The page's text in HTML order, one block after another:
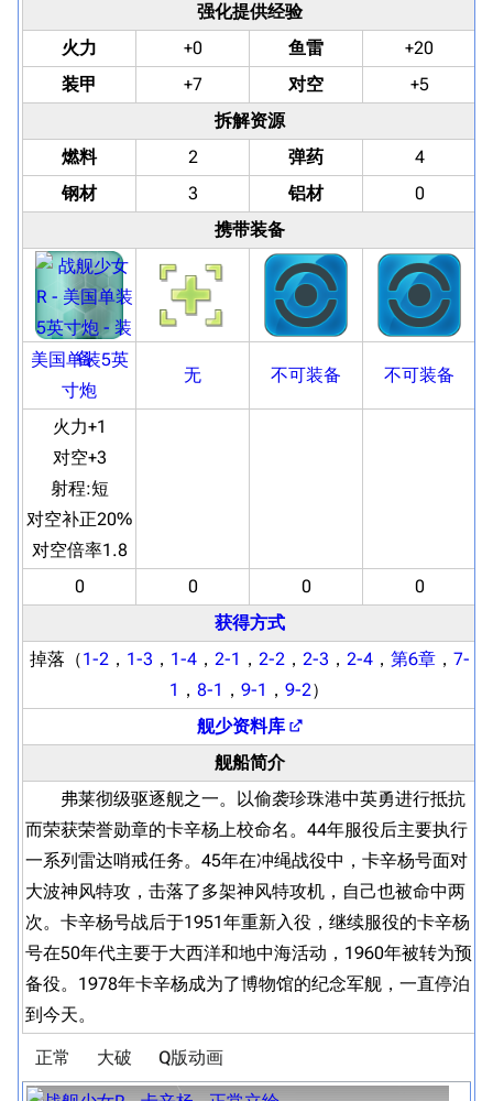
强化提供经验
火力
+0 鱼雷
+20
装甲
+7 对空
+5
拆解资源
燃料
2 弹药
4
钢材
3 铝材
0
携带装备
美国单装5英
寸炮
无 不可装备 不可装备
火力+1
对空+3
射程:短
对空补正20%
对空倍率1.8
0
0 0
0
获得方式
掉落（1-2， 1-3 ， 1-4， 2-1 ， 2-2， 2-3 ， 2-4， 第6章， 7-
1 ， 8-1 ， 9-1 ， 9-2）
舰少资料库
舰船简介
弗莱彻级驱逐舰之一。以偷袭珍珠港中英勇进行抵抗
而荣获荣誉勋章的卡辛杨上校命名。44年服役后主要执行
一系列雷达哨戒任务。45年在冲绳战役中，卡辛杨号面对
大波神风特攻，击落了多架神风特攻机，自己也被命中两
次。卡辛杨号战后于1951年重新入役，继续服役的卡辛杨
号在50年代主要于大西洋和地中海活动，1960年被转为预
备役。1978年卡辛杨成为了博物馆的纪念军舰，一直停泊
到今天。
正常 大破 Q版动画